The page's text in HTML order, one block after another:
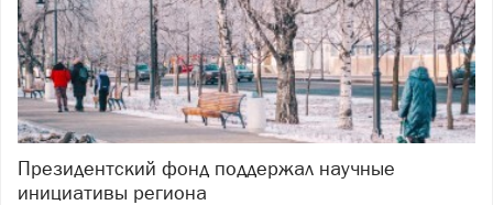
Президентский фонд поддержал научные
инициативы региона